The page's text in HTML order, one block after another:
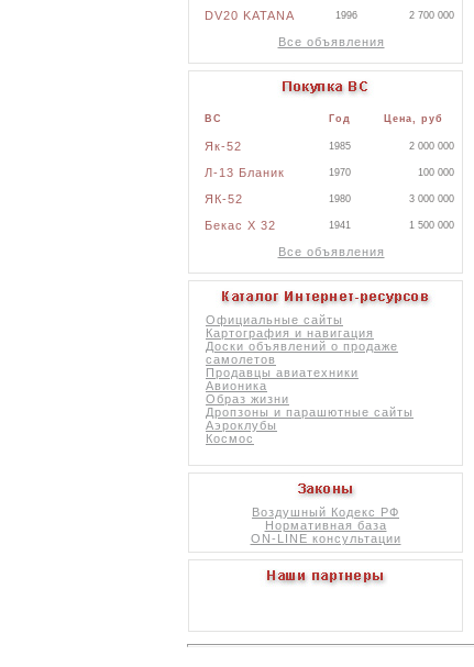
DV20 KATANA 1996 2 700 000
Все объявления
ВС Год Цена, руб
Як-52 1985 2 000 000
Л-13 Бланик 1970 100 000
ЯК-52 1980 3 000 000
Бекас X 32 1941 1 500 000
Все объявления
Официальные сайты
Картография и навигация
Доски объявлений о продаже
самолетов
Продавцы авиатехники
Авионика
Образ жизни
Дропзоны и парашютные сайты
Аэроклубы
Космос
Воздушный Кодекс РФ
Нормативная база
ON-LINE консультации